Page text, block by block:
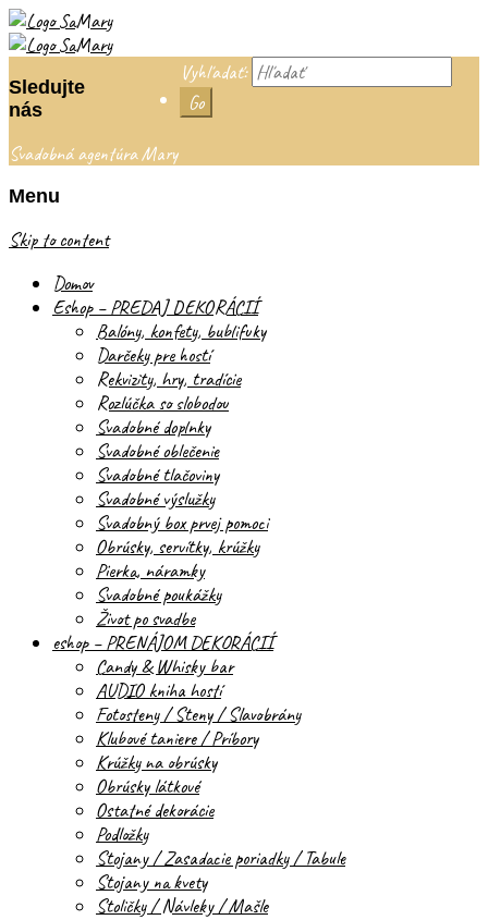
Sledujte
nás
Vyhľadať:
Svadobná agentúra Mary
Menu
Skip to content
Domov
Eshop – PREDAJ DEKORÁCIÍ
Balóny, konfety, bublifuky
Darčeky pre hostí
Rekvizity, hry, tradície
Rozlúčka so slobodou
Svadobné doplnky
Svadobné oblečenie
Svadobné tlačoviny
Svadobné výslužky
Svadobný box prvej pomoci
Obrúsky, servítky, krúžky
Pierka, náramky
Svadobné poukážky
Život po svadbe
eshop – PRENÁJOM DEKORÁCIÍ
Candy & Whisky bar
AUDIO kniha hostí
Fotosteny / Steny / Slavobrány
Klubové taniere / Príbory
Krúžky na obrúsky
Obrúsky látkové
Ostatné dekorácie
Podložky
Stojany / Zasadacie poriadky / Tabule
Stojany na kvety
Stoličky / Návleky / Mašle